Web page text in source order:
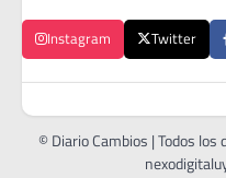
Instagram Twitter